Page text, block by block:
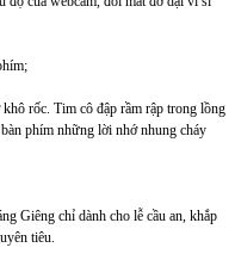
rốc. Tim cô đập rầm rập trong lồng
phím những lời nhớ nhung cháy
Giêng chỉ dành cho lễ cầu an, khắp
tiêu.